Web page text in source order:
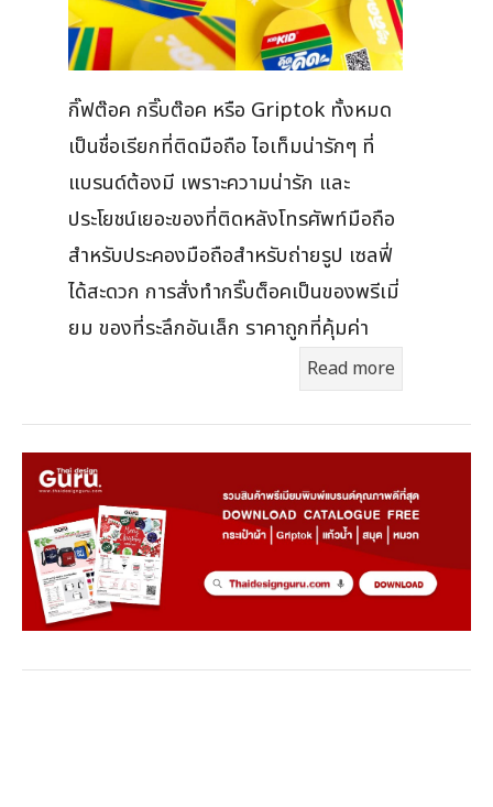
กิ๊ฟต๊อค กริ๊บต๊อค หรือ Griptok ทั้งหมด
เป็นชื่อเรียกที่ติดมือถือ ไอเท็มน่ารักๆ ที่
แบรนด์ต้องมี เพราะความน่ารัก และ
ประโยชน์เยอะของที่ติดหลังโทรศัพท์มือถือ
สำหรับประคองมือถือสำหรับถ่ายรูป เซลฟี่
ได้สะดวก การสั่งทำกริ๊บต็อคเป็นของพรีเมี่
ยม ของที่ระลึกอันเล็ก ราคาถูกที่คุ้มค่า
Read more